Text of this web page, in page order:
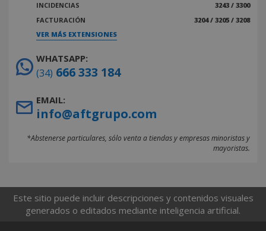
INCIDENCIAS
3243 / 3300
FACTURACIÓN
3204 / 3205 / 3208
VER MÁS EXTENSIONES
WHATSAPP:
(34) 666 333 184
EMAIL:
info@aftgrupo.com
*Abstenerse particulares, sólo venta a tiendas y empresas minoristas y
mayoristas.
Este sitio puede incluir descripciones y contenidos visuales
generados o editados mediante inteligencia artificial.